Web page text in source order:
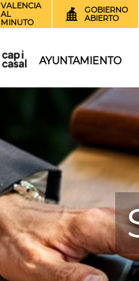
VALENCIA
AL
MINUTO
GOBIERNO
ABIERTO
AYUNTAMIENTO